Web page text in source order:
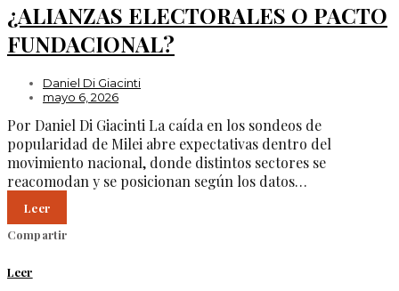
¿ALIANZAS ELECTORALES O PACTO
FUNDACIONAL?
Daniel Di Giacinti
mayo 6, 2026
Por Daniel Di Giacinti La caída en los sondeos de
popularidad de Milei abre expectativas dentro del
movimiento nacional, donde distintos sectores se
reacomodan y se posicionan según los datos…
Leer
Compartir
Leer